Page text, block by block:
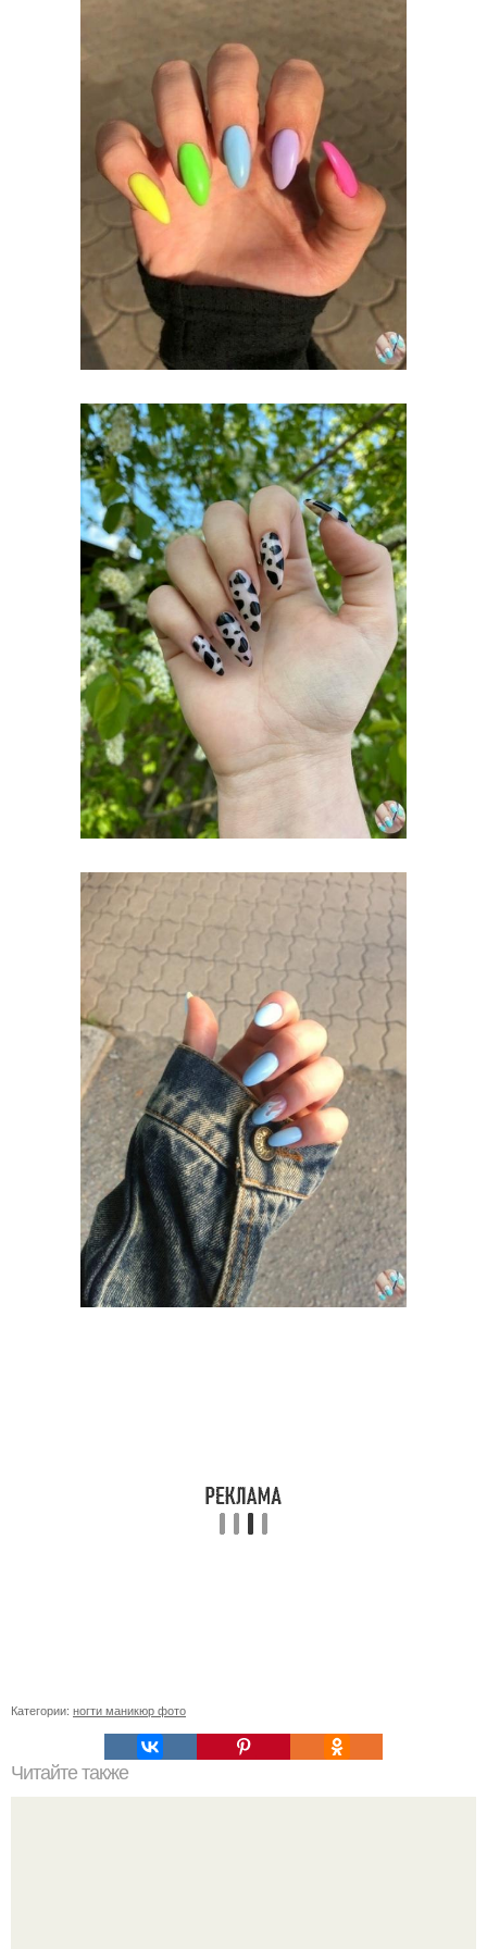
Категории: ногти маникюр фото
Читайте также